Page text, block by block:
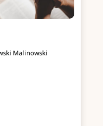
Malinowski